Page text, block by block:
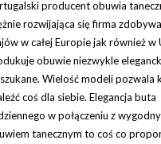
producent obuwia
rozwijająca się firma
w całej Europie jak również w
obuwie niezwykle
Wielość modeli pozwala
coś dla siebie. Elegancja buta
w połączeniu z
tanecznym to coś co